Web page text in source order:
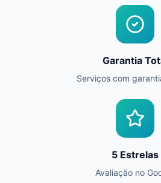
Garantia
Serviços com
5 Estrelas
Avaliação no